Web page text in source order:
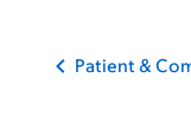
Patient &